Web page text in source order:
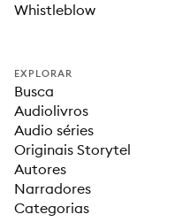
Whistleblow
EXPLORAR
Busca
Audiolivros
Audio séries
Originais Storytel
Autores
Narradores
Categorias